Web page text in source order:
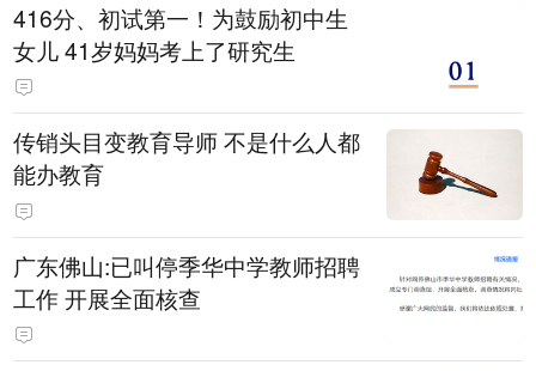
416分、初试第一！为鼓励初中生
女儿 41岁妈妈考上了研究生
传销头目变教育导师 不是什么人都
能办教育
广东佛山:已叫停季华中学教师招聘
工作 开展全面核查